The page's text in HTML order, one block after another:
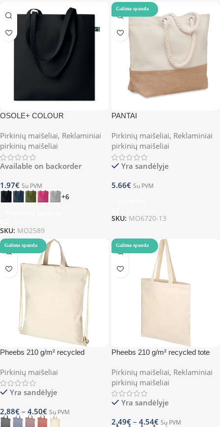
OSOLE+ COLOUR
Pirkinių maišeliai, Reklaminiai
pirkinių maišeliai
Available on backorder
1.97€ Su PVM
+6
SKU: MO2589
Galima spauda
PANTAI
Pirkinių maišeliai, Reklaminiai
pirkinių maišeliai
Yra sandėlyje
5.66€ Su PVM
SKU: MO6720-13
Galima spauda
Pheebs 210 g/m² recycled
Pirkinių maišeliai
Yra sandėlyje
2.88€ – 4.50€ Su PVM
Galima spauda
Pheebs 210 g/m² recycled tote
Pirkinių maišeliai, Reklaminiai
pirkinių maišeliai
Yra sandėlyje
2.49€ – 4.54€ Su PVM